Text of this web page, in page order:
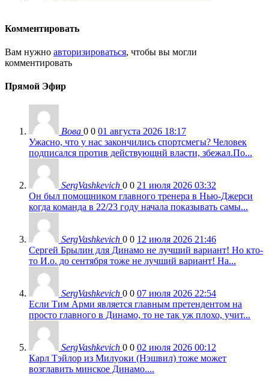
Комментировать
Вам нужно авторизироваться, чтобы вы могли
комментировать
Прямой Эфир
Вова 0 0 01 августа 2026 18:17
Ужасно, что у нас закончились спортсмегы? Человек
подписался против действующнй власти, збежал.По...
SergVashkevich 0 0 21 июля 2026 03:32
Он был помощником главного тренера в Нью-Джерси
когда команда в 22/23 году начала показывать самы...
SergVashkevich 0 0 12 июля 2026 21:46
Сергей Брылин для Динамо не лучший вариант! Но кто-
то И.о. до сентября тоже не лучший вариант! На...
SergVashkevich 0 0 07 июля 2026 22:54
Если Тим Арми является главным претендентом на
просто главного в Динамо, то не так уж плохо, учит...
SergVashkevich 0 0 02 июля 2026 00:12
Карл Тэйлор из Милуоки (Нэшвил) тоже может
возглавить минское Динамо....